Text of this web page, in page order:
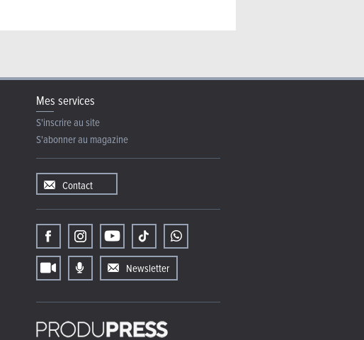
Mes services
S'inscrire au site
S'abonner au magazine
Contact
Newsletter